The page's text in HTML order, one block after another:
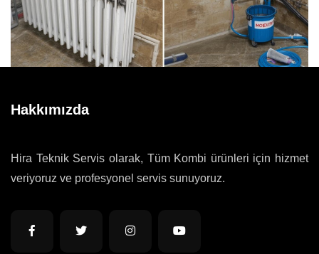
Hakkımızda
Hira Teknik Servis olarak, Tüm Kombi ürünleri için hizmet
veriyoruz ve profesyonel servis sunuyoruz.